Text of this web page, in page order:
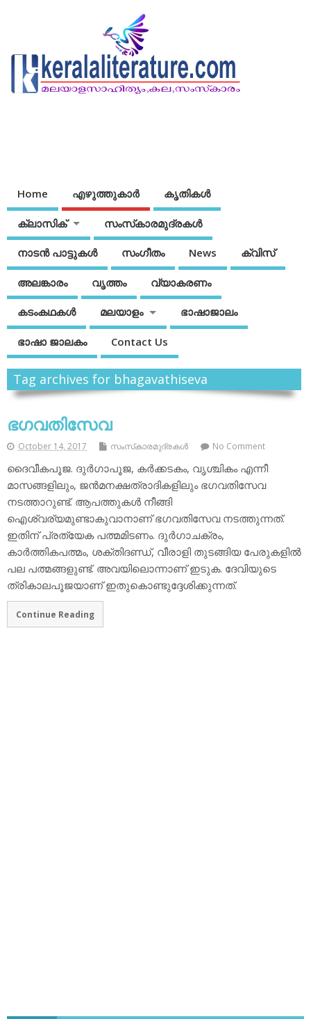
Home എഴുത്തുകാര്‍ കൃതികൾ
ക്ലാസിക് സംസ്‌കാരമുദ്രകള്‍
നാടന്‍ പാട്ടുകള്‍ സംഗീതം News ക്വിസ്
അലങ്കാരം വൃത്തം വ്യാകരണം
കടംകഥകള്‍ മലയാളം ഭാഷാജാലം
ഭാഷാ ജാലകം Contact Us
Tag archives for bhagavathiseva
ഭഗവതിസേവ
October 14, 2017 സംസ്‌കാരമുദ്രകള്‍ No Comment
ദൈവീകപൂജ. ദുര്‍ഗാപൂജ, കര്‍ക്കടകം, വൃശ്ചികം എന്നീ
മാസങ്ങളിലും, ജന്‍മനക്ഷത്രാദികളിലും ഭഗവതിസേവ
നടത്താറുണ്ട്. ആപത്തുകള്‍ നീങ്ങി
ഐശ്വര്യമുണ്ടാകുവാനാണ് ഭഗവതിസേവ നടത്തുന്നത്.
ഇതിന് പ്രത്യേക പത്മമിടണം. ദുര്‍ഗാചക്രം,
കാര്‍ത്തികപത്മം, ശക്തിദണ്ഡ്, വീരാളി തുടങ്ങിയ പേരുകളില്‍
പല പത്മങ്ങളുണ്ട്. അവയിലൊന്നാണ് ഇടുക. ദേവിയുടെ
ത്രികാലപൂജയാണ് ഇതുകൊണ്ടുദ്ദേശിക്കുന്നത്.
Continue Reading